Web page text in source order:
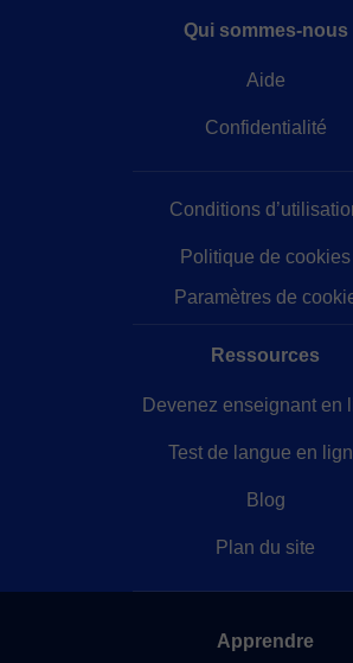
Qui sommes-nous
Aide
Confidentialité
Conditions
Politique de cookies
Paramètres de
Ressources
Devenez enseignant en
Test de langue en
Blog
Plan du site
Apprendre